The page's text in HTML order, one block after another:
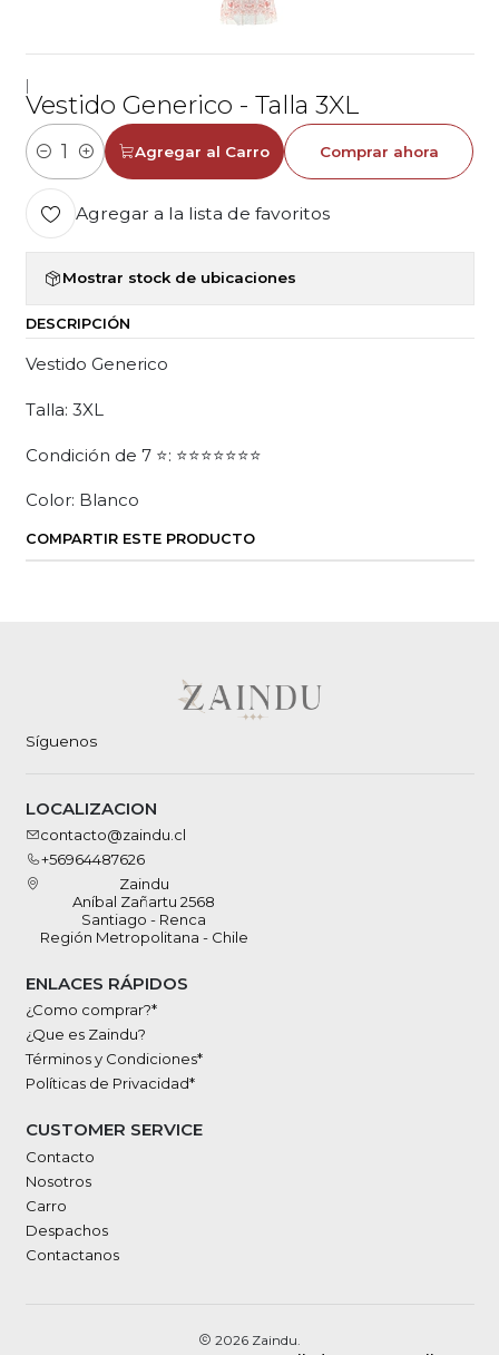
Vestido Generico - Talla 3XL
Cantidad
Agregar al Carro Comprar ahora
Agregar a la lista de favoritos
Mostrar stock de ubicaciones
DESCRIPCIÓN
Vestido Generico
Talla: 3XL
Condición de 7 ⭐: ⭐⭐⭐⭐⭐⭐⭐
Color: Blanco
COMPARTIR ESTE PRODUCTO
Síguenos
LOCALIZACION
contacto@zaindu.cl
+56964487626
Zaindu
Aníbal Zañartu 2568
Santiago - Renca
Región Metropolitana - Chile
ENLACES RÁPIDOS
¿Como comprar?*
¿Que es Zaindu?
Términos y Condiciones*
Políticas de Privacidad*
CUSTOMER SERVICE
Contacto
Nosotros
Carro
Despachos
Contactanos
2026 Zaindu.